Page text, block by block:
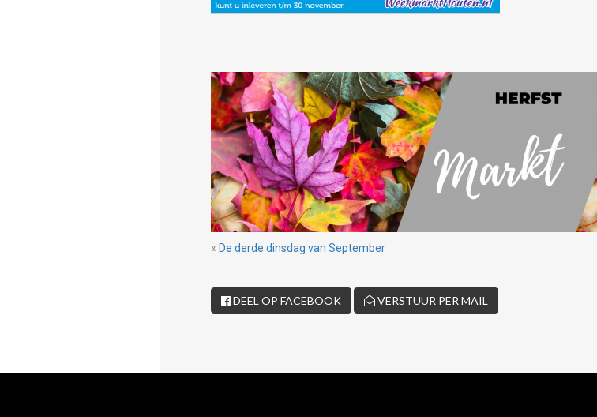
« De derde dinsdag van September
DEEL OP FACEBOOK VERSTUUR PER MAIL